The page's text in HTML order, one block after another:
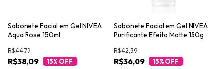
Sabonete Facial em Gel NIVEA
Aqua Rose 150ml
R$38,09
R$44,79
15% OFF
Sabonete Facial em Gel NIVEA
Purificante Efeito Matte 150g
R$36,09
R$42,39
15% OFF